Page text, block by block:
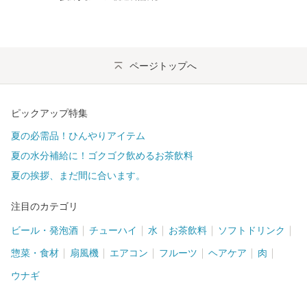
ページトップへ
ピックアップ特集
夏の必需品！ひんやりアイテム
夏の水分補給に！ゴクゴク飲めるお茶飲料
夏の挨拶、まだ間に合います。
注目のカテゴリ
ビール・発泡酒 チューハイ 水 お茶飲料 ソフトドリンク
惣菜・食材 扇風機 エアコン フルーツ ヘアケア 肉
ウナギ